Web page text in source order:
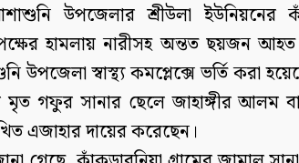
উপজেলার শ্রীউলা ইউনিয়নের
হামলায় নারীসহ অন্তত ছয়জন
স্বাস্থ্য কমপ্লেক্সে ভর্তি করা
গফুর সানার ছেলে জাহাঙ্গীর আলম
এজাহার দায়ের করেছেন।